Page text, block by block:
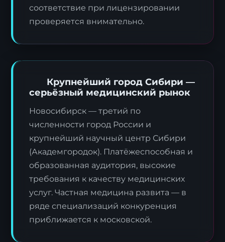
соответствие при лицензировании
проверяется внимательно.
Крупнейший город Сибири —
серьёзный медицинский рынок
Новосибирск — третий по
численности город России и
крупнейший научный центр Сибири
(Академгородок). Платёжеспособная и
образованная аудитория, высокие
требования к качеству медицинских
услуг. Частная медицина развита — в
ряде специализаций конкуренция
приближается к московской.